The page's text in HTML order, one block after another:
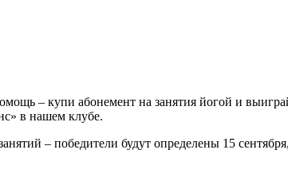
– купи абонемент на занятия йогой и
в нашем клубе.
– победители будут определены 15